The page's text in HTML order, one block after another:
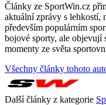
Články ze SportWin.cz
aktuální zprávy s lehkostí,
především populárním
bojové sporty, ale objevují
momenty ze světa
Všechny články tohoto
Další články z kategorie